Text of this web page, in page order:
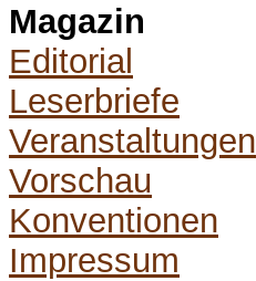
Magazin
Editorial
Leserbriefe
Veranstaltungen
Vorschau
Konventionen
Impressum